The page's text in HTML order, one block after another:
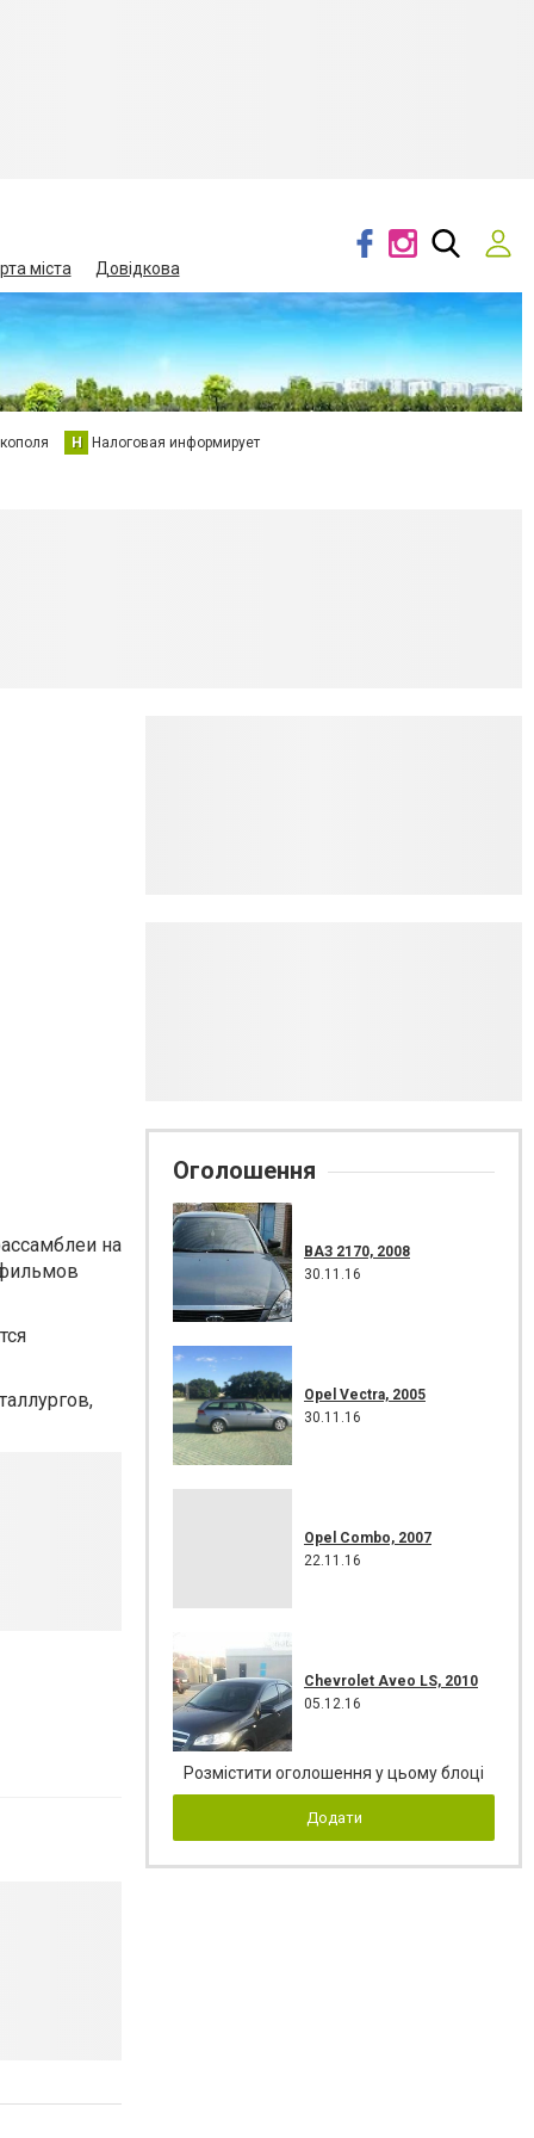
міста Довідкова
Н Налоговая информирует
на
Оголошення
ВАЗ 2170, 2008
30.11.16
Opel Vectra, 2005
30.11.16
Opel Combo, 2007
22.11.16
Chevrolet Aveo LS, 2010
05.12.16
Розмістити оголошення у цьому блоці
Додати